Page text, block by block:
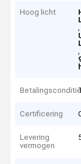
Hoog licht
,
,
Certificering
Levering
vermogen